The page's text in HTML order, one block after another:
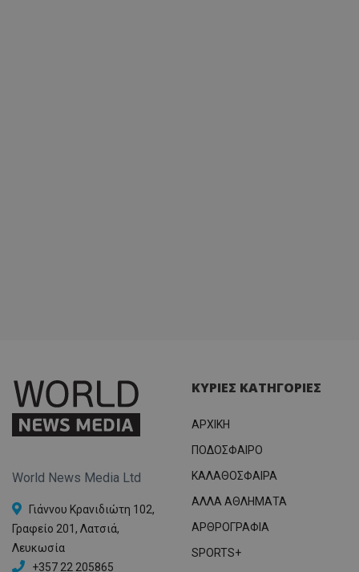
World News Media Ltd
Γιάννου Κρανιδιώτη 102,
Γραφείο 201, Λατσιά,
Λευκωσία
+357 22 205865
ΚΥΡΙΕΣ ΚΑΤΗΓΟΡΙΕΣ
ΑΡΧΙΚΗ
ΠΟΔΟΣΦΑΙΡΟ
ΚΑΛΑΘΟΣΦΑΙΡΑ
ΑΛΛΑ ΑΘΛΗΜΑΤΑ
ΑΡΘΡΟΓΡΑΦΙΑ
SPORTS+